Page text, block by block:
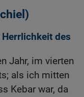
des
Jahr, im vierten
als ich mitten
Kebar war, da